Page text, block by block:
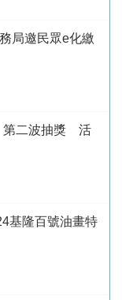
局邀民眾e化繳
第二波抽獎 活
基隆百號油畫特